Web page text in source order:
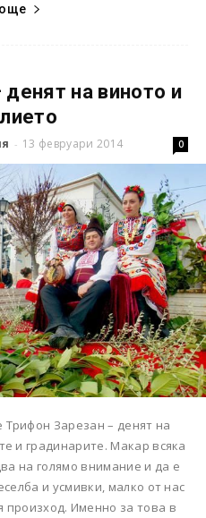
на виното и
- 13 февруари 2014 0
Зарезан – денят на
и градинарите. Макар всяка
на голямо внимание и да е
и усмивки, малко от нас
произход. Именно за това в